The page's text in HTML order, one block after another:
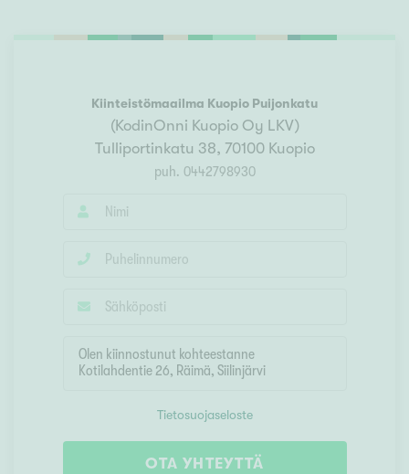
Kiinteistömaailma Kuopio Puijonkatu
(KodinOnni Kuopio Oy LKV)
Tulliportinkatu 38, 70100 Kuopio
puh. 0442798930
Tietosuojaseloste
OTA YHTEYTTÄ